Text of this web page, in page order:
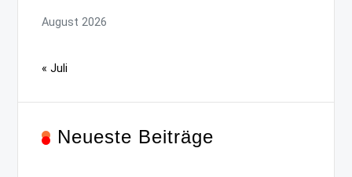
August 2026
« Juli
Neueste Beiträge